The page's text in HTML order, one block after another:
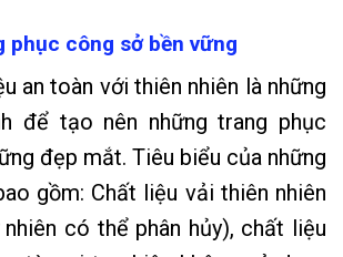
phục công sở bền vững
an toàn với thiên nhiên là những
để tạo nên những trang phục
đẹp mắt. Tiêu biểu của những
gồm: Chất liệu vải thiên nhiên
có thể phân hủy), chất liệu